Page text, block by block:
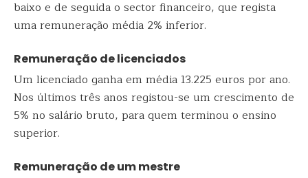
baixo e de seguida o sector financeiro, que regista
uma remuneração média 2% inferior.
Remuneração de licenciados
Um licenciado ganha em média 13.225 euros por ano.
Nos últimos três anos registou-se um crescimento de
5% no salário bruto, para quem terminou o ensino
superior.
Remuneração de um mestre